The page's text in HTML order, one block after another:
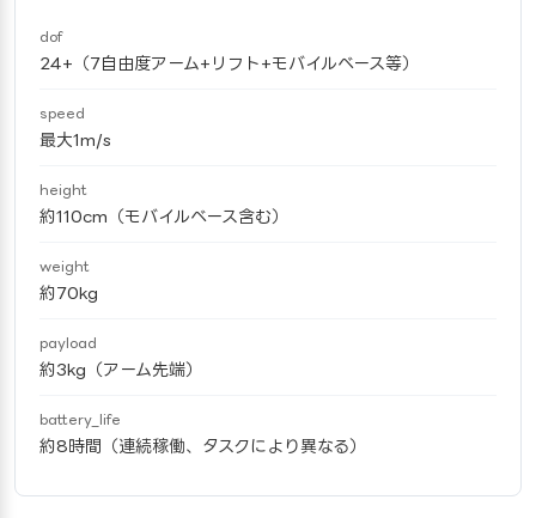
dof
24+（7自由度アーム+リフト+モバイルベース等）
speed
最大1m/s
height
約110cm（モバイルベース含む）
weight
約70kg
payload
約3kg（アーム先端）
battery_life
約8時間（連続稼働、タスクにより異なる）